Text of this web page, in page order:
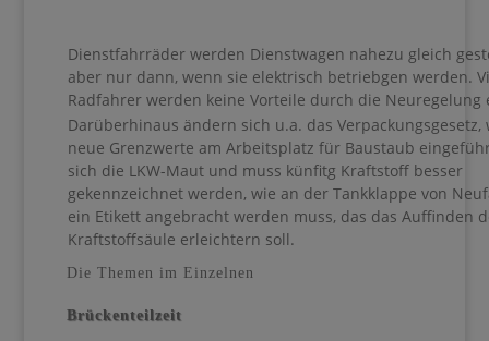
Dienstfahrräder werden Dienstwagen nahezu gleich
aber nur dann, wenn sie elektrisch betriebgen werden.
Radfahrer werden keine Vorteile durch die Neuregelung
Darüberhinaus ändern sich u.a. das Verpackungsgesetz,
neue Grenzwerte am Arbeitsplatz für Baustaub
sich die LKW-Maut und muss künfitg Kraftstoff besser
gekennzeichnet werden, wie an der Tankklappe von
ein Etikett angebracht werden muss, das das Auffinden
Kraftstoffsäule erleichtern soll.
Die Themen im Einzelnen
Brückenteilzeit